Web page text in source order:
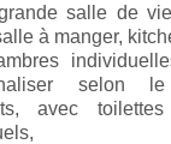
salle de
à manger,
selon
avec